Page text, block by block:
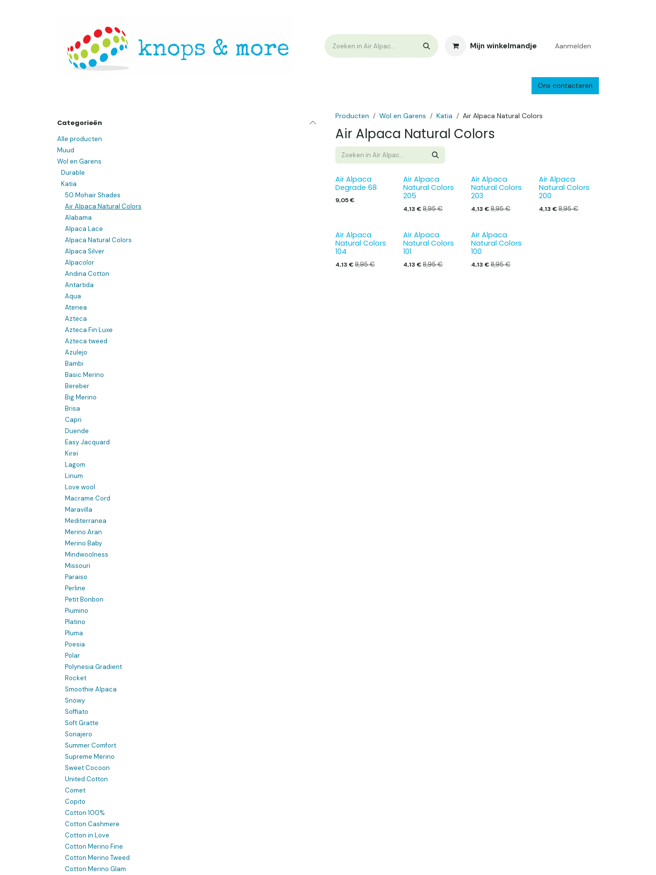
Mijn winkelmandje Aanmelden
Parkeren Bedrijf Verzenden en
Ons contacteren
Categorieën
Alle producten
Muud
Wol en Garens
Durable
Katia
50 Mohair Shades
Air Alpaca Natural Colors
Alabama
Alpaca Lace
Alpaca Natural Colors
Alpaca Silver
Alpacolor
Andina Cotton
Antartida
Aqua
Atenea
Azteca
Azteca Fin Luxe
Azteca tweed
Azulejo
Bambi
Basic Merino
Bereber
Big Merino
Brisa
Capri
Duende
Easy Jacquard
Kirei
Lagom
Linum
Love wool
Macrame Cord
Maravilla
Mediterranea
Merino Aran
Merino Baby
Mindwoolness
Missouri
Paraiso
Perline
Petit Bonbon
Piumino
Platino
Pluma
Poesia
Polar
Polynesia Gradient
Rocket
Smoothie Alpaca
Snowy
Soffiato
Soft Gratte
Sonajero
Summer Comfort
Supreme Merino
Sweet Cocoon
United Cotton
Comet
Copito
Cotton 100%
Cotton Cashmere
Cotton in Love
Cotton Merino Fine
Cotton Merino Tweed
Cotton Merino Glam
Producten Wol en Garens Katia Air Alpaca Natural Colors
Air Alpaca Natural Colors
Air Alpaca
Degrade 68
9,05€
Air Alpaca
Natural Colors
205
4,13 €8,95€
Air Alpaca
Natural Colors
203
4,13 €8,95€
Air Alpaca
Natural Colors
200
4,13 €8,95€
Air Alpaca
Natural Colors
104
4,13 €8,95€
Air Alpaca
Natural Colors
101
4,13 €8,95€
Air Alpaca
Natural Colors
100
4,13 €8,95€